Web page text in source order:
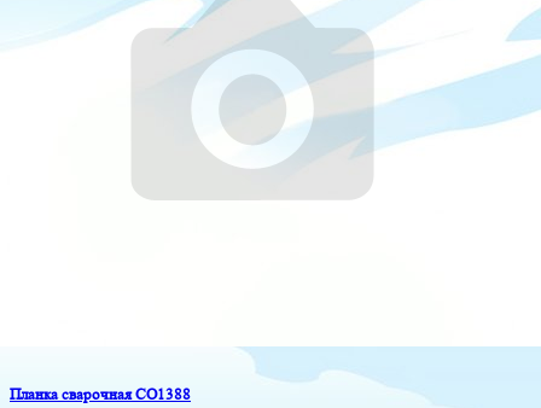
Планка сварочная CO1388